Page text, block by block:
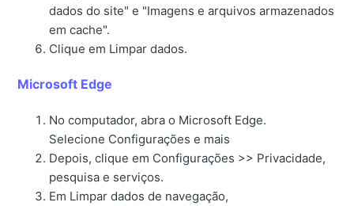
dados do site" e "Imagens e arquivos armazenados
em cache".
Clique em Limpar dados.
Microsoft Edge
No computador, abra o Microsoft Edge.
Selecione Configurações e mais
Depois, clique em Configurações >> Privacidade,
pesquisa e serviços.
Em Limpar dados de navegação,